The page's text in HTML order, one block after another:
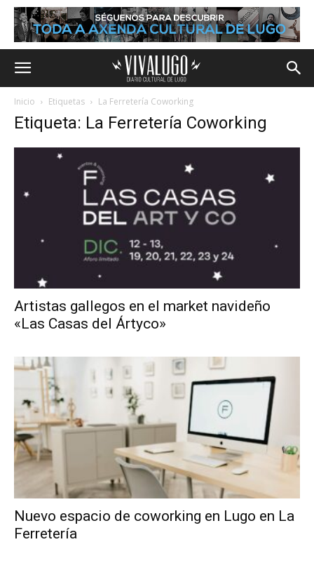
Inicio Etiquetas La Ferretería Coworking
Etiqueta: La Ferretería Coworking
Artistas gallegos en el market navideño
«Las Casas del Ártyco»
Nuevo espacio de coworking en Lugo en La
Ferretería